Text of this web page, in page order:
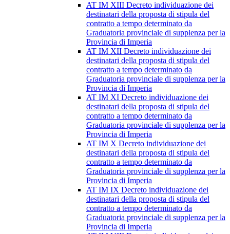
AT IM XIII Decreto individuazione dei
destinatari della proposta di stipula del
contratto a tempo determinato da
Graduatoria provinciale di supplenza per la
Provincia di Imperia
AT IM XII Decreto individuazione dei
destinatari della proposta di stipula del
contratto a tempo determinato da
Graduatoria provinciale di supplenza per la
Provincia di Imperia
AT IM XI Decreto individuazione dei
destinatari della proposta di stipula del
contratto a tempo determinato da
Graduatoria provinciale di supplenza per la
Provincia di Imperia
AT IM X Decreto individuazione dei
destinatari della proposta di stipula del
contratto a tempo determinato da
Graduatoria provinciale di supplenza per la
Provincia di Imperia
AT IM IX Decreto individuazione dei
destinatari della proposta di stipula del
contratto a tempo determinato da
Graduatoria provinciale di supplenza per la
Provincia di Imperia